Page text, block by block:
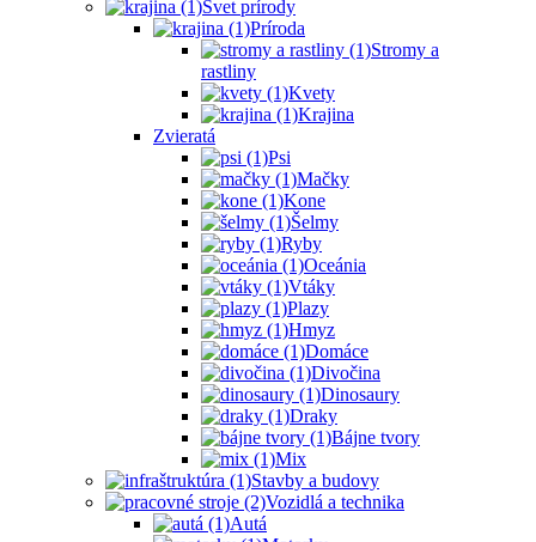
Svet prírody
Príroda
Stromy a
rastliny
Kvety
Krajina
Zvieratá
Psi
Mačky
Kone
Šelmy
Ryby
Oceánia
Vtáky
Plazy
Hmyz
Domáce
Divočina
Dinosaury
Draky
Bájne tvory
Mix
Stavby a budovy
Vozidlá a technika
Autá